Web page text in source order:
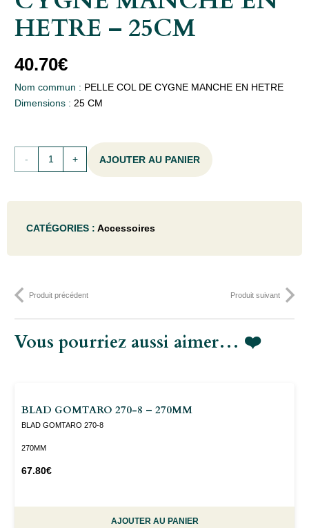
HETRE – 25CM
40.70€
Nom commun : PELLE COL DE CYGNE MANCHE EN HETRE
Dimensions : 25 CM
quantité
COL
DE
MANCHE
HETRE
AJOUTER AU PANIER
CATÉGORIES : Accessoires
Produit précédent Produit suivant
Vous pourriez aussi aimer… ❤️
BLAD GOMTARO 270-8 – 270MM
BLAD GOMTARO 270-8
270MM
67.80€
AJOUTER AU PANIER